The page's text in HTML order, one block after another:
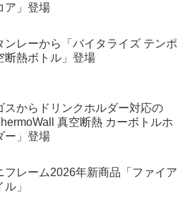
ア」登場
ンレーから「バイタライズ テンポ
断熱ボトル」登場
スからドリンクホルダー対応の
真空断熱 カーボトルホ
ー」登場
フレーム2026年新商品「ファイア
ル」